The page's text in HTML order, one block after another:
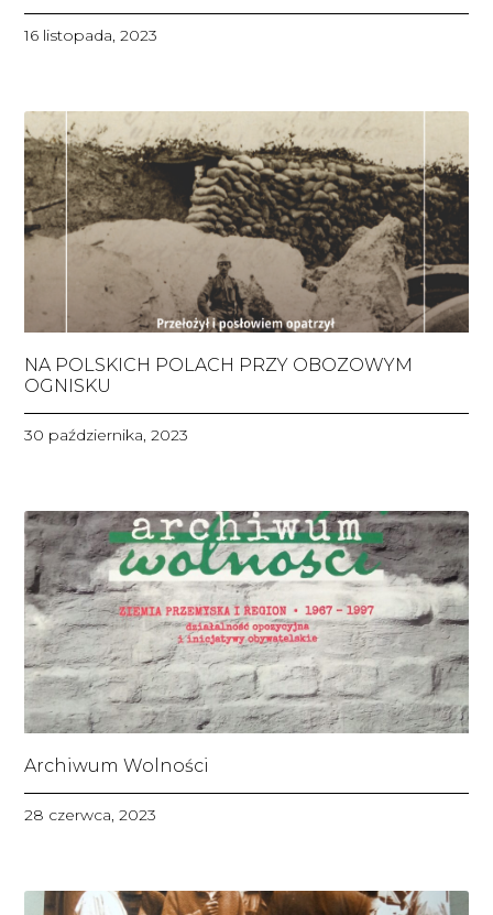
16 listopada, 2023
NA POLSKICH POLACH PRZY OBOZOWYM
OGNISKU
30 października, 2023
Archiwum Wolności
28 czerwca, 2023